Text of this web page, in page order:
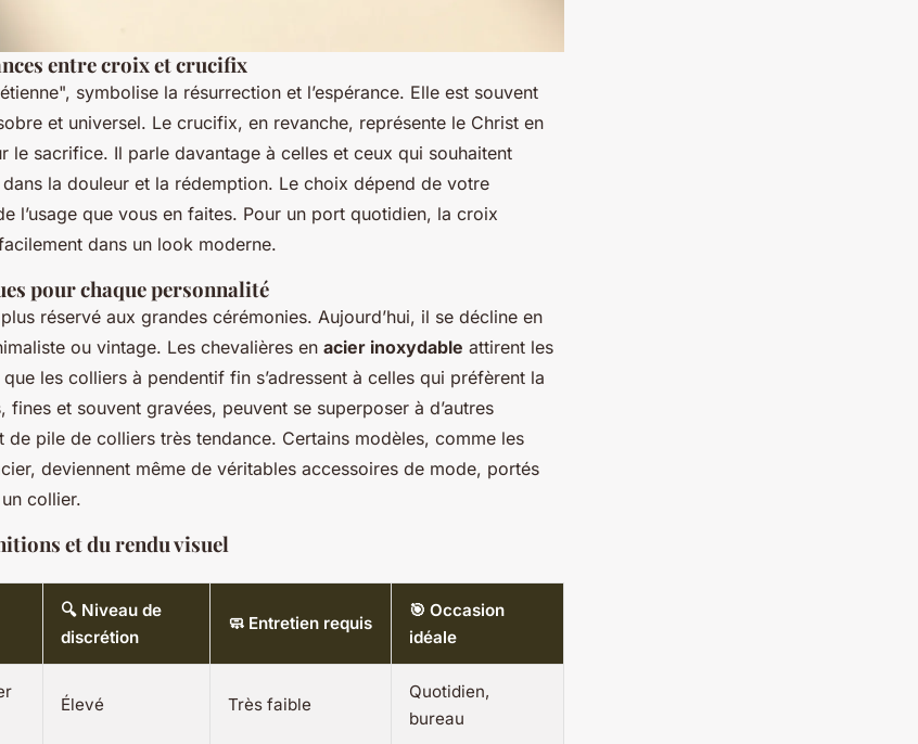
entre croix et crucifix
symbolise la résurrection et l’espérance. Elle est souvent
et universel. Le crucifix, en revanche, représente le Christ en
le sacrifice. Il parle davantage à celles et ceux qui souhaitent
la douleur et la rédemption. Le choix dépend de votre
l’usage que vous en faites. Pour un port quotidien, la croix
dans un look moderne.
pour chaque personnalité
réservé aux grandes cérémonies. Aujourd’hui, il se décline en
ou vintage. Les chevalières en acier inoxydable attirent les
les colliers à pendentif fin s’adressent à celles qui préfèrent la
fines et souvent gravées, peuvent se superposer à d’autres
de pile de colliers très tendance. Certains modèles, comme les
deviennent même de véritables accessoires de mode, portés
collier.
et du rendu visuel
🔍 Niveau de
discrétion
🧼 Entretien requis
🎯 Occasion
idéale
Élevé Très faible
Quotidien,
bureau